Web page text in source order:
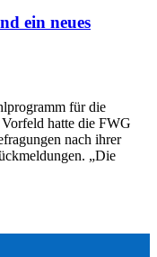
ein neues
für die
hatte die FWG
nach ihrer
„Die